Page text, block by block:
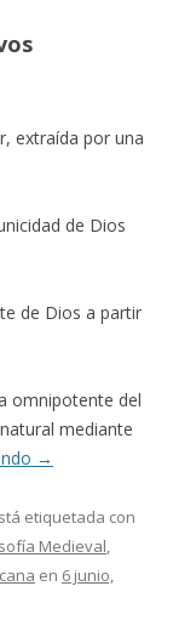
extraída por una
de Dios
de Dios a partir
omnipotente del
mediante
→
etiquetada con
Medieval,
en 6 junio,